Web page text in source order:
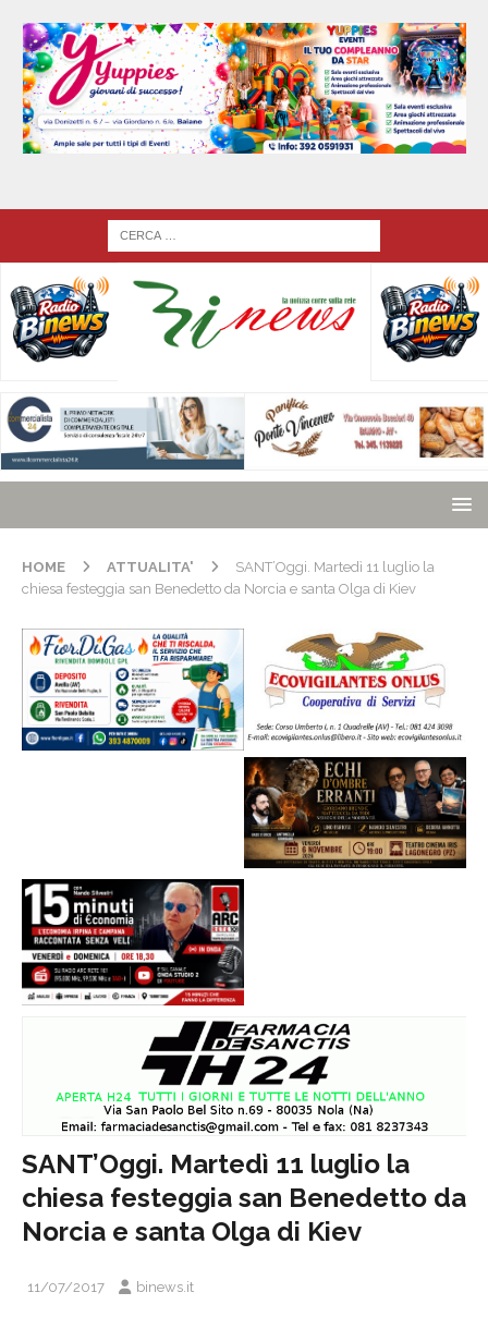
HOME ATTUALITA'
SANT’Oggi. Martedì 11 luglio la
chiesa festeggia san Benedetto da Norcia e santa Olga di Kiev
SANT’Oggi. Martedì 11 luglio la
chiesa festeggia san Benedetto da
Norcia e santa Olga di Kiev
11/07/2017 binews.it